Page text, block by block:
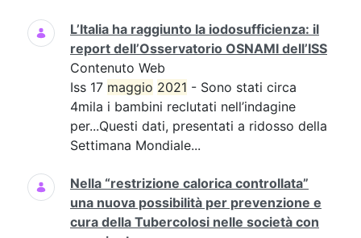
L’Italia ha raggiunto la iodosufficienza: il
report dell’Osservatorio OSNAMI dell’ISS
Contenuto Web
Iss 17 maggio 2021 - Sono stati circa
4mila i bambini reclutati nell’indagine
per...Questi dati, presentati a ridosso della
Settimana Mondiale...
Nella “restrizione calorica controllata”
una nuova possibilità per prevenzione e
cura della Tubercolosi nelle società con